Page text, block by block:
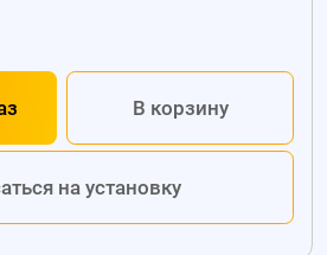
В корзину
на установку